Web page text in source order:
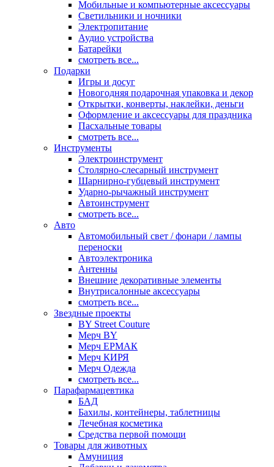
Мобильные и компьютерные аксессуары
Светильники и ночники
Электропитание
Аудио устройства
Батарейки
смотреть все...
Подарки
Игры и досуг
Новогодняя подарочная упаковка и декор
Открытки, конверты, наклейки, деньги
Оформление и аксессуары для праздника
Пасхальные товары
смотреть все...
Инструменты
Электроинструмент
Столярно-слесарный инструмент
Шарнирно-губцевый инструмент
Ударно-рычажный инструмент
Автоинструмент
смотреть все...
Авто
Автомобильный свет / фонари / лампы
переноски
Автоэлектроника
Антенны
Внешние декоративные элементы
Внутрисалонные аксессуары
смотреть все...
Звездные проекты
BY Street Couture
Мерч BY
Мерч ЕРМАК
Мерч КИРЯ
Мерч Одежда
смотреть все...
Парафармацевтика
БАД
Бахилы, контейнеры, таблетницы
Лечебная косметика
Средства первой помощи
Товары для животных
Амуниция